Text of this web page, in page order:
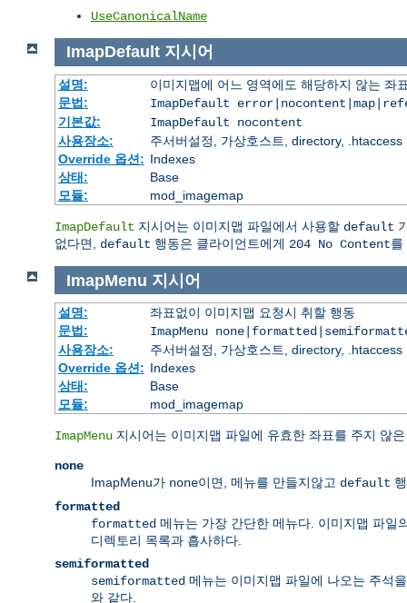
UseCanonicalName
ImapDefault 지시어
설명:
이미지맵에 어느 영역에도 해당하지 않는 좌
문법:
ImapDefault
기본값:
ImapDefault nocontent
사용장소:
주서버설정, 가상호스트, directory, .htaccess
Override 옵션: Indexes
상태:
Base
모듈:
mod_imagemap
ImapDefault 지시어는 이미지맵 파일에서 사용할 default
없다면, default 행동은 클라이언트에게 204 No Content
ImapMenu 지시어
설명:
좌표없이 이미지맵 요청시 취할 행동
문법:
ImapMenu
사용장소:
주서버설정, 가상호스트, directory, .htaccess
Override 옵션: Indexes
상태:
Base
모듈:
mod_imagemap
ImapMenu 지시어는 이미지맵 파일에 유효한 좌표를 주지 않
none
ImapMenu가 none이면, 메뉴를 만들지않고 default
formatted
formatted 메뉴는 가장 간단한 메뉴다. 이미지맵 파일
디렉토리 목록과 흡사하다.
semiformatted
semiformatted 메뉴는 이미지맵 파일에 나오는 주석
와 같다.